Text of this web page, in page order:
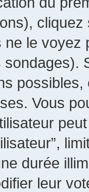
cliquez
le voyez
Vous
durée
leur